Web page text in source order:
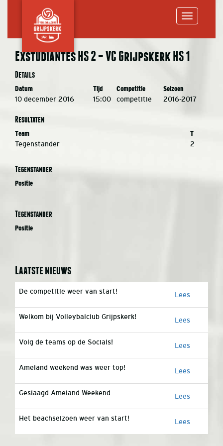
Exstudiantes HS 2 – VC Grijpskerk HS 1
Details
Datum Tijd Competitie Seizoen
10 december 2016 15:00 competitie 2016-2017
Resultaten
Team T
Tegenstander 2
Tegenstander
Positie
Tegenstander
Positie
Laatste nieuws
De competitie weer van start! Lees
Welkom bij Volleybalclub Grijpskerk! Lees
Volg de teams op de Socials! Lees
Ameland weekend was weer top! Lees
Geslaagd Ameland Weekend Lees
Het beachseizoen weer van start! Lees